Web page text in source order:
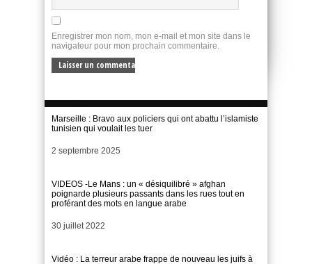
Enregistrer mon nom, mon e-mail et mon site dans le
navigateur pour mon prochain commentaire.
Marseille : Bravo aux policiers qui ont abattu l’islamiste
tunisien qui voulait les tuer
Date
2 septembre 2025
VIDEOS -Le Mans : un « désiquilibré » afghan
poignarde plusieurs passants dans les rues tout en
proférant des mots en langue arabe
Date
30 juillet 2022
Vidéo : La terreur arabe frappe de nouveau les juifs à